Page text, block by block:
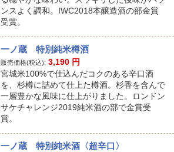
ンスよく調和。IWC2018本醸造酒の部金賞
受賞。
一ノ蔵 特別純米樽酒
販売価格(税込): 3,190 円
宮城米100%で仕込んだコクのある辛口酒
を、杉樽に詰めて仕上た樽酒。杉香を含んで
一層豊かな風味に仕上がりました。ロンドン
サケチャレンジ2019純米酒の部で金賞受
賞。
一ノ蔵 特別純米酒〈超辛口〉